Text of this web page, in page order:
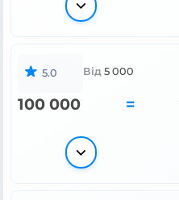
5.0 Від 5 000
100 000 =